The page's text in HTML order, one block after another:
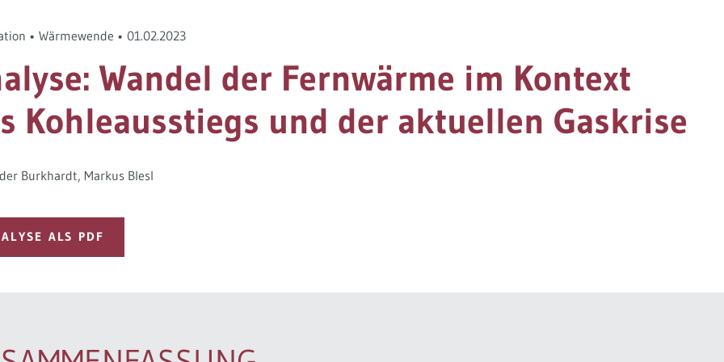
• Wärmewende • 01.02.2023
Wandel der Fernwärme im Kontext
Kohleausstiegs und der aktuellen Gaskrise
Burkhardt Markus Blesl
ALS PDF